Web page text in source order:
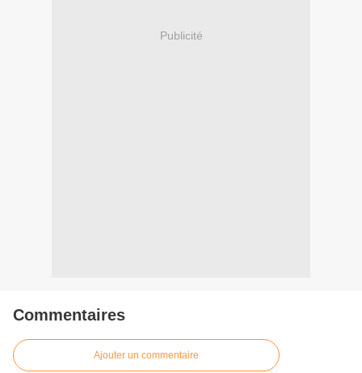
Publicité
Commentaires
Ajouter un commentaire